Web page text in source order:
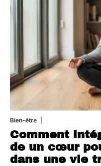
Bien-être
Comment
de un cœur
dans une vie